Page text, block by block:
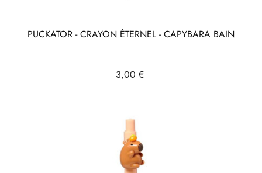
PUCKATOR - CRAYON ÉTERNEL - CAPYBARA BAIN
Prix
3,00 €